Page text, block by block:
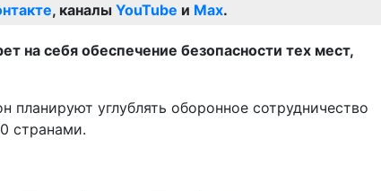
, каналы YouTube и Max.
на себя обеспечение безопасности тех мест,
углублять оборонное сотрудничество
странами.